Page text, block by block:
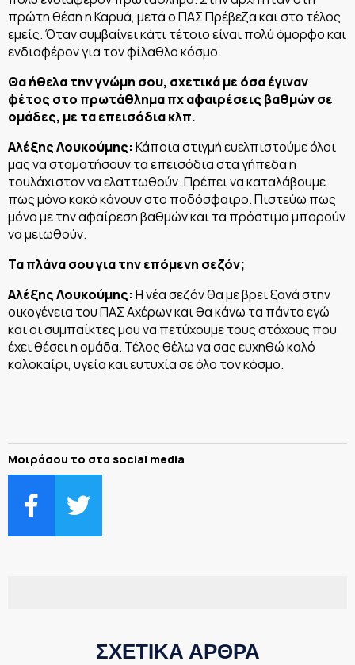
πρώτη θέση η Καρυά, μετά ο ΠΑΣ Πρέβεζα και στο τέλος
εμείς. Όταν συμβαίνει κάτι τέτοιο είναι πολύ όμορφο και
ενδιαφέρον για τον φίλαθλο κόσμο.
Θα ήθελα την γνώμη σου, σχετικά με όσα έγιναν
φέτος στο πρωτάθλημα πχ αφαιρέσεις βαθμών σε
ομάδες, με τα επεισόδια κλπ.
Αλέξης Λουκούμης:Κάποια στιγμή ευελπιστούμε όλοι
μας να σταματήσουν τα επεισόδια στα γήπεδα η
τουλάχιστον να ελαττωθούν. Πρέπει να καταλάβουμε
πως μόνο κακό κάνουν στο ποδόσφαιρο. Πιστεύω πως
μόνο με την αφαίρεση βαθμών και τα πρόστιμα μπορούν
να μειωθούν.
Τα πλάνα σου για την επόμενη σεζόν;
Αλέξης Λουκούμης:Η νέα σεζόν θα με βρει ξανά στην
οικογένεια του ΠΑΣ Αχέρων και θα κάνω τα πάντα εγώ
και οι συμπαίκτες μου να πετύχουμε τους στόχους που
έχει θέσει η ομάδα. Τέλος θέλω να σας ευχηθώ καλό
καλοκαίρι, υγεία και ευτυχία σε όλο τον κόσμο.
Μοιράσου το στα social media
ΣΧΕΤΙΚΑ ΑΡΘΡΑ